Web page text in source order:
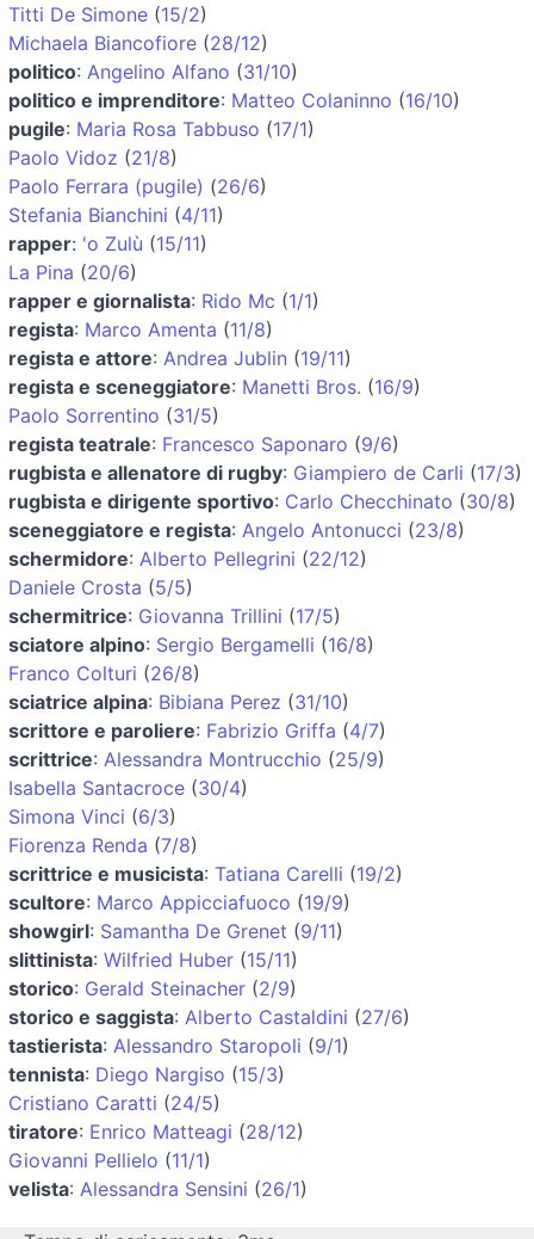
Titti De Simone (15/2)
Michaela Biancofiore (28/12)
politico: Angelino Alfano (31/10)
politico e imprenditore: Matteo Colaninno (16/10)
pugile: Maria Rosa Tabbuso (17/1)
Paolo Vidoz (21/8)
Paolo Ferrara (pugile) (26/6)
Stefania Bianchini (4/11)
rapper: 'o Zulù (15/11)
La Pina (20/6)
rapper e giornalista: Rido Mc (1/1)
regista: Marco Amenta (11/8)
regista e attore: Andrea Jublin (19/11)
regista e sceneggiatore: Manetti Bros. (16/9)
Paolo Sorrentino (31/5)
regista teatrale: Francesco Saponaro (9/6)
rugbista e allenatore di rugby: Giampiero de Carli (17/3)
rugbista e dirigente sportivo: Carlo Checchinato (30/8)
sceneggiatore e regista: Angelo Antonucci (23/8)
schermidore: Alberto Pellegrini (22/12)
Daniele Crosta (5/5)
schermitrice: Giovanna Trillini (17/5)
sciatore alpino: Sergio Bergamelli (16/8)
Franco Colturi (26/8)
sciatrice alpina: Bibiana Perez (31/10)
scrittore e paroliere: Fabrizio Griffa (4/7)
scrittrice: Alessandra Montrucchio (25/9)
Isabella Santacroce (30/4)
Simona Vinci (6/3)
Fiorenza Renda (7/8)
scrittrice e musicista: Tatiana Carelli (19/2)
scultore: Marco Appicciafuoco (19/9)
showgirl: Samantha De Grenet (9/11)
slittinista: Wilfried Huber (15/11)
storico: Gerald Steinacher (2/9)
storico e saggista: Alberto Castaldini (27/6)
tastierista: Alessandro Staropoli (9/1)
tennista: Diego Nargiso (15/3)
Cristiano Caratti (24/5)
tiratore: Enrico Matteagi (28/12)
Giovanni Pellielo (11/1)
velista: Alessandra Sensini (26/1)